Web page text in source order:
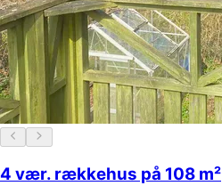
4 vær. rækkehus på 108 m²